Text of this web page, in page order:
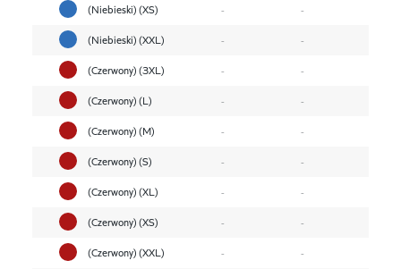
(Niebieski) (XS) -
-
(Niebieski) (XXL)
-
-
(Czerwony) (3XL)
-
-
(Czerwony) (L)
-
-
(Czerwony) (M)
-
-
(Czerwony) (S)
-
-
(Czerwony) (XL)
-
-
(Czerwony) (XS)
-
-
(Czerwony) (XXL)
-
-